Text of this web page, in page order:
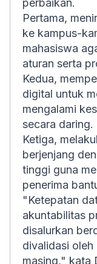
perbaikan.
Pertama,
ke kampus-
mahasiswa
aturan serta
Kedua,
digital untuk
mengalami
secara daring.
Ketiga,
berjenjang
tinggi guna
penerima
"Ketepatan
akuntabilitas
disalurkan
divalidasi
masing," kata